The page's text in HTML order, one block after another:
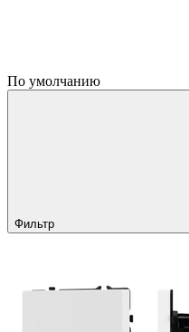
По умолчанию
Фильтр